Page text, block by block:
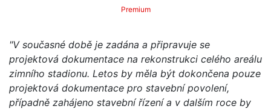
Premium
"V současné době je zadána a připravuje se
projektová dokumentace na rekonstrukci celého areálu
zimního stadionu. Letos by měla být dokončena pouze
projektová dokumentace pro stavební povolení,
případně zahájeno stavební řízení a v dalším roce by